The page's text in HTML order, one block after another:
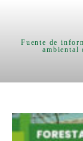
Fuente de
ambiental